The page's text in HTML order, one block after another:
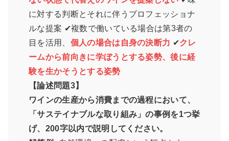
に対する判断とそれに伴うプロフェッショナ
ルな提案 ✔複数で働いている場合は第3者の
目を活用、 個人の場合は自身の決断力 ✔クレ
ームから前向きに学ぼうとする姿勢、後に経
験を生かそうとする姿勢
【論述問題3】
ワインの生産から消費までの過程において、
「サステイナブルな取り組み」の事例を1つ挙
げ、200字以内で説明してください。